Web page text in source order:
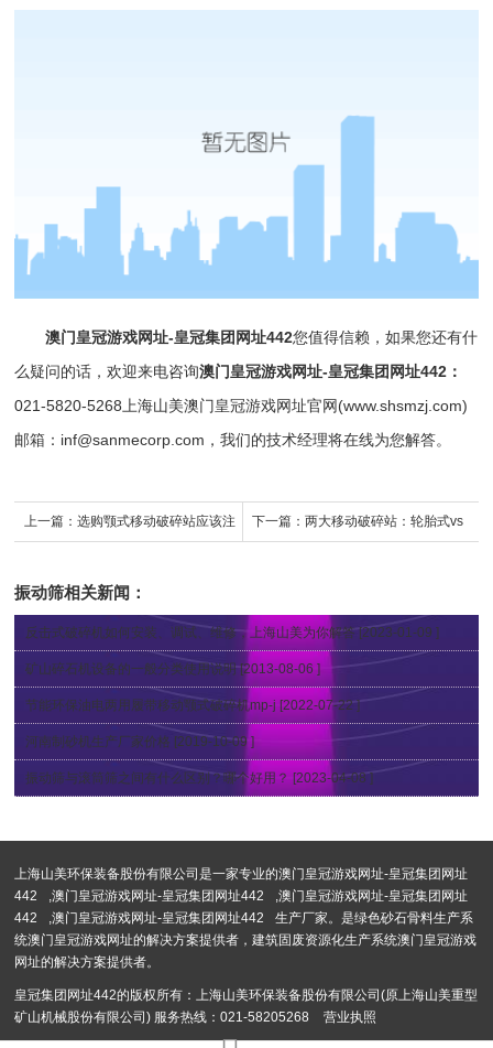
澳门皇冠游戏网址-皇冠集团网址442您值得信赖，如果您还有什
么疑问的话，欢迎来电咨询澳门皇冠游戏网址-皇冠集团网址442 ：
021-5820-5268上海山美澳门皇冠游戏网址官网(www.shsmzj.com)
邮箱： inf@sanmecorp.com ，我们的技术经理将在线为您解答。
上一篇： 选购颚式移动破碎站应该注 下一篇：两大移动破碎站：轮胎式vs
振动筛相关新闻：
反击式破碎机如何安装、调试、维修，上海山美为你解答 [2023-01-09 ]
矿山碎石机设备的一般分类使用说明 [2013-08-06 ]
节能环保油电两用履带移动颚式破碎机mp-j [2022-07-22 ]
河南制砂机生产厂家价格 [2019-10-09 ]
振动筛与滚筒筛之间有什么区别？哪个好用？ [2023-04-08 ]
上海山美环保装备股份有限公司是一家专业的澳门皇冠游戏网址-皇冠集团网址
442
,澳门皇冠游戏网址-皇冠集团网址442 ,澳门皇冠游戏网址-皇冠集团网址
442
,澳门皇冠游戏网址-皇冠集团网址442
生产厂家。是绿色砂石骨料生产系
统澳门皇冠游戏网址的解决方案提供者，建筑固废资源化生产系统澳门皇冠游戏
网址的解决方案提供者。
皇冠集团网址442的版权所有：上海山美环保装备股份有限公司(原上海山美重型
矿山机械股份有限公司) 服务热线：021-58205268
营业执照